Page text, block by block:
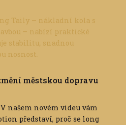
městskou dopravu
našem novém videu vám
představí, proč se long